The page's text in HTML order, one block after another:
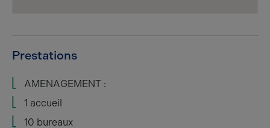
Prestations
AMENAGEMENT :
1 accueil
10 bureaux